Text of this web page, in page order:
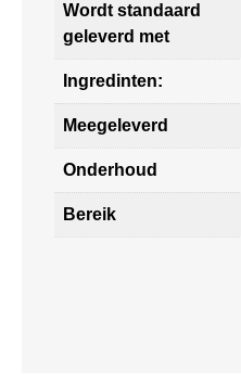
Wordt standaard
geleverd met
Ingredinten:
Meegeleverd
Onderhoud
Bereik